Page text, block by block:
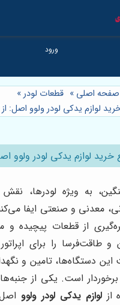
صفحه اصلی » قطعات لودر»
لوازم یدکی لودر ولوو اصل:
خرید لوازم یدکی لودر ولوو
به ویژه لودرها،
معدنی و صنعتی ایفا
از قطعات پیچیده و
طاقت‌فرسا را برای
این دستگاه‌ها، تامین و
است. یکی از
ازلوازم یدکی لودر ولوواصل